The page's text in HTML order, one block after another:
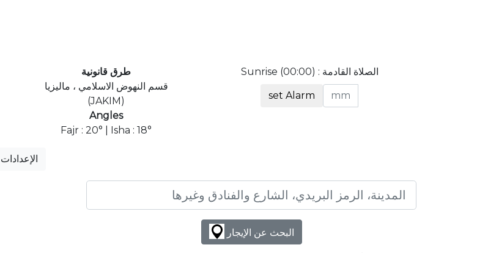
الصلاة القادمة : Sunrise (00:00)
set Alarm
طرق قانونية
قسم النهوض الاسلامي ، ماليزيا
(JAKIM)
Angles
Fajr : 20° | Isha : 18°
الإعدادات
البحث عن الإيجار